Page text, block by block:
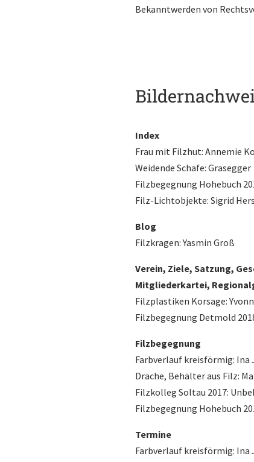
Bekanntwerden von
Index
Frau mit Filzhut: Annemie
Weidende Schafe: Grasegger
Filzbegegnung Hohebuch
Filz-Lichtobjekte: Sigrid
Blog
Filzkragen: Yasmin Groß
Verein, Ziele, Satzung,
Mitgliederkartei,
Filzplastiken Korsage:
Filzbegegnung Detmold
Filzbegegnung
Farbverlauf kreisförmig: Ina
Drache, Behälter aus Filz:
Filzkolleg Soltau 2017:
Filzbegegnung Hohebuch
Termine
Farbverlauf kreisförmig: Ina